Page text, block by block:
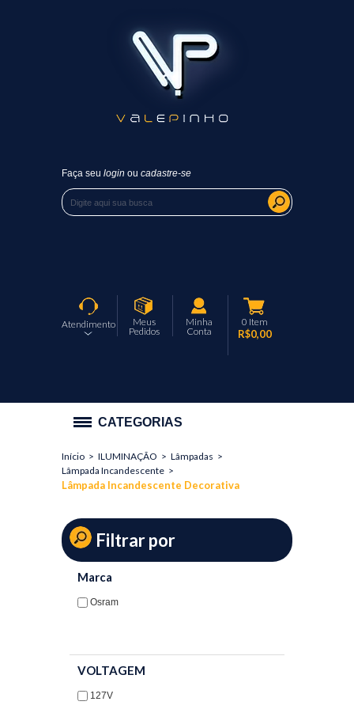
Faça seu login ou cadastre-se
Atendimento
Meus
Pedidos
Minha
Conta
0 Item
R$0,00
CATEGORIAS
PROMOÇÃO
ILUMINAÇÃO
Lâmpadas
Lâmpada Compacta Não Integrada
Início > ILUMINAÇÃO > Lâmpadas >
Lâmpada Incandescente >
Lâmpada Incandescente Decorativa
Filtrar por
Marca
Osram
VOLTAGEM
127V